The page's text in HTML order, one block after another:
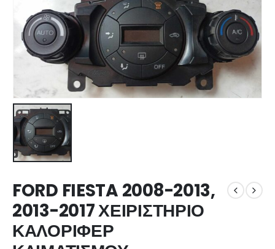
FORD FIESTA 2008-2013,
2013-2017 ΧΕΙΡΙΣΤΗΡΙΟ
ΚΑΛΟΡΙΦΕΡ